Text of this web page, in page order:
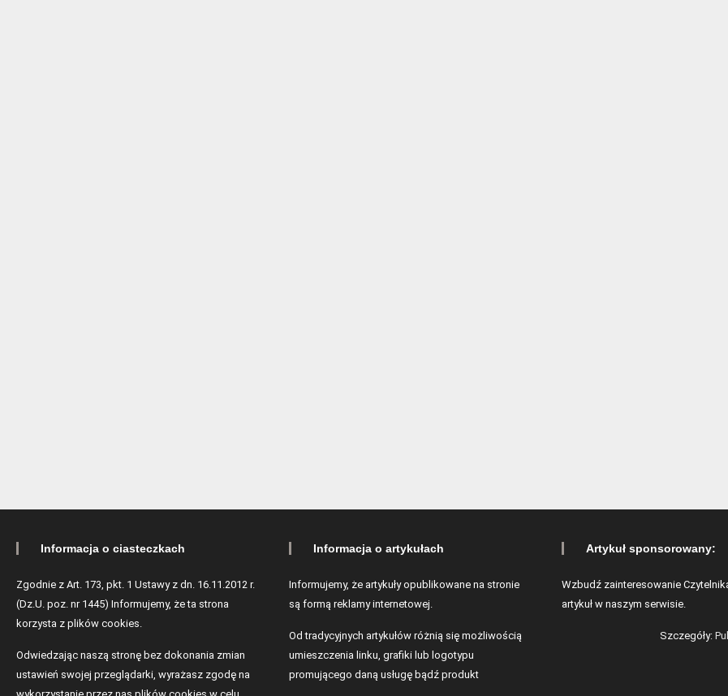
Informacja o ciasteczkach
Zgodnie z Art. 173, pkt. 1 Ustawy z dn. 16.11.2012 r.
(Dz.U. poz. nr 1445) Informujemy, że ta strona
korzysta z plików cookies.
Odwiedzając naszą stronę bez dokonania zmian
ustawień swojej przeglądarki, wyrażasz zgodę na
Informacja o artykułach
Informujemy, że artykuły opublikowane na stronie
są formą reklamy internetowej.
Od tradycyjnych artykułów różnią się możliwością
umieszczenia linku, grafiki lub logotypu
promującego daną usługę bądź produkt
Artykuł sponsorowany:
Wzbudź zainteresowanie
artykuł w naszym serwisie.
Szczegóły: